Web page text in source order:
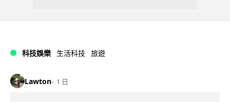
科技娛樂 生活科技 旅遊
Lawton 1 日